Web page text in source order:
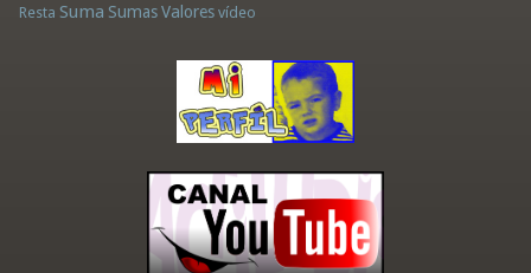
Resta Suma Sumas Valores vídeo